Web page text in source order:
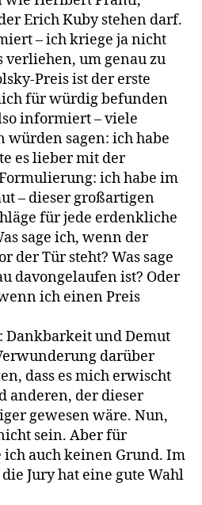
Erich Kuby stehen darf.
– ich kriege ja nicht
verliehen, um genau zu
Preis ist der erste
für würdig befunden
informiert – viele
würden sagen: ich habe
es lieber mit der
ich habe im
– dieser großartigen
für jede erdenkliche
sage ich, wenn der
der Tür steht? Was sage
davongelaufen ist? Oder
ich einen Preis
Dankbarkeit und Demut
darüber
dass es mich erwischt
anderen, der dieser
ge­wesen wäre. Nun,
sein. Aber für
ich auch keinen Grund. Im
Jury hat eine gute Wahl